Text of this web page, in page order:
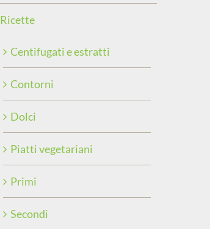
Ricette
Centifugati e estratti
Contorni
Dolci
Piatti vegetariani
Primi
Secondi